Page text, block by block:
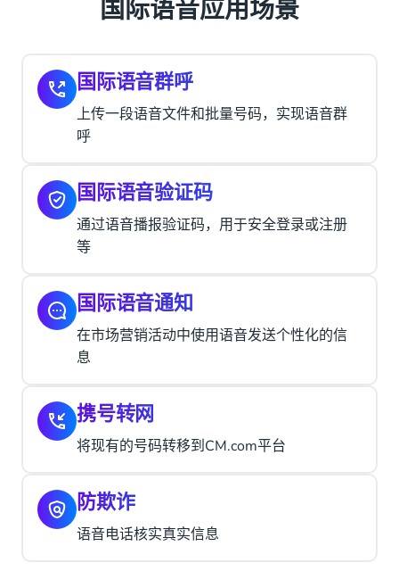
国际语音应用场景
国际语音群呼
上传一段语音文件和批量号码，实现语音群
呼
国际语音验证码
通过语音播报验证码，用于安全登录或注册
等
国际语音通知
在市场营销活动中使用语音发送个性化的信
息
携号转网
将现有的号码转移到CM.com平台
防欺诈
语音电话核实真实信息